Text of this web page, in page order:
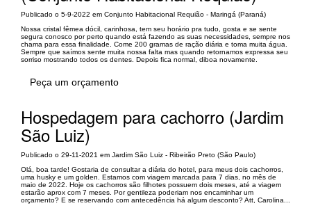
Publicado o 5-9-2022 em Conjunto Habitacional Requião - Maringá (Paraná)
Nossa cristal fêmea dócil, carinhosa, tem seu horário pra tudo, gosta e se sente
segura conosco por perto quando está fazendo as suas necessidades, sempre nos
chama para essa finalidade. Come 200 gramas de ração diária e toma muita água.
Sempre que saímos sente muita nossa falta mas quando retornamos expressa seu
sorriso mostrando todos os dentes. Depois fica normal, diboa novamente.
Peça um orçamento
Hospedagem para cachorro (Jardim
São Luiz)
Publicado o 29-11-2021 em Jardim São Luiz - Ribeirão Preto (São Paulo)
Olá, boa tarde! Gostaria de consultar a diária do hotel, para meus dois cachorros,
uma husky e um golden. Estamos com viagem marcada para 7 dias, no mês de
maio de 2022. Hoje os cachorros são filhotes possuem dois meses, até a viagem
estarão aprox com 7 meses. Por gentileza poderiam nos encaminhar um
orçamento? E se reservando com antecedência há algum desconto? Att, Carolina...